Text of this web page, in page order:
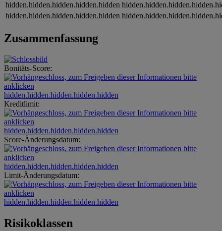
hidden.hidden.hidden.hidden.hidden
hidden.hidden.hidden.hidden.hidden
Zusammenfassung
Bonitäts-Score:
hidden.hidden.hidden.hidden.hidden
Kreditlimit:
hidden.hidden.hidden.hidden.hidden
Score-Änderungsdatum:
hidden.hidden.hidden.hidden.hidden
Limit-Änderungsdatum:
hidden.hidden.hidden.hidden.hidden
Risikoklassen